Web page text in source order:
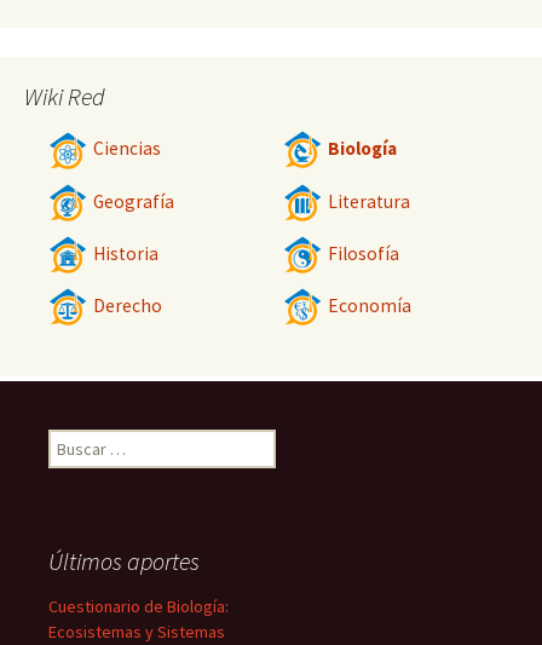
Wiki Red
Ciencias Biología
Geografía Literatura
Historia Filosofía
Derecho Economía
Buscar:
Últimos aportes
Cuestionario de Biología:
Ecosistemas y Sistemas